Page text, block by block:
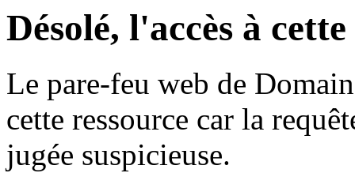
Désolé, l'accès à
Le pare-feu web de
cette ressource car la
jugée suspicieuse.